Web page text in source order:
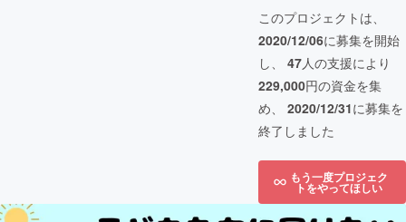
このプロジェクトは、
2020/12/06に募集を開始
し、 47人の支援により
229,000円の資金を集
め、 2020/12/31に募集を
終了しました
もう一度プロジェク
トをやってほしい